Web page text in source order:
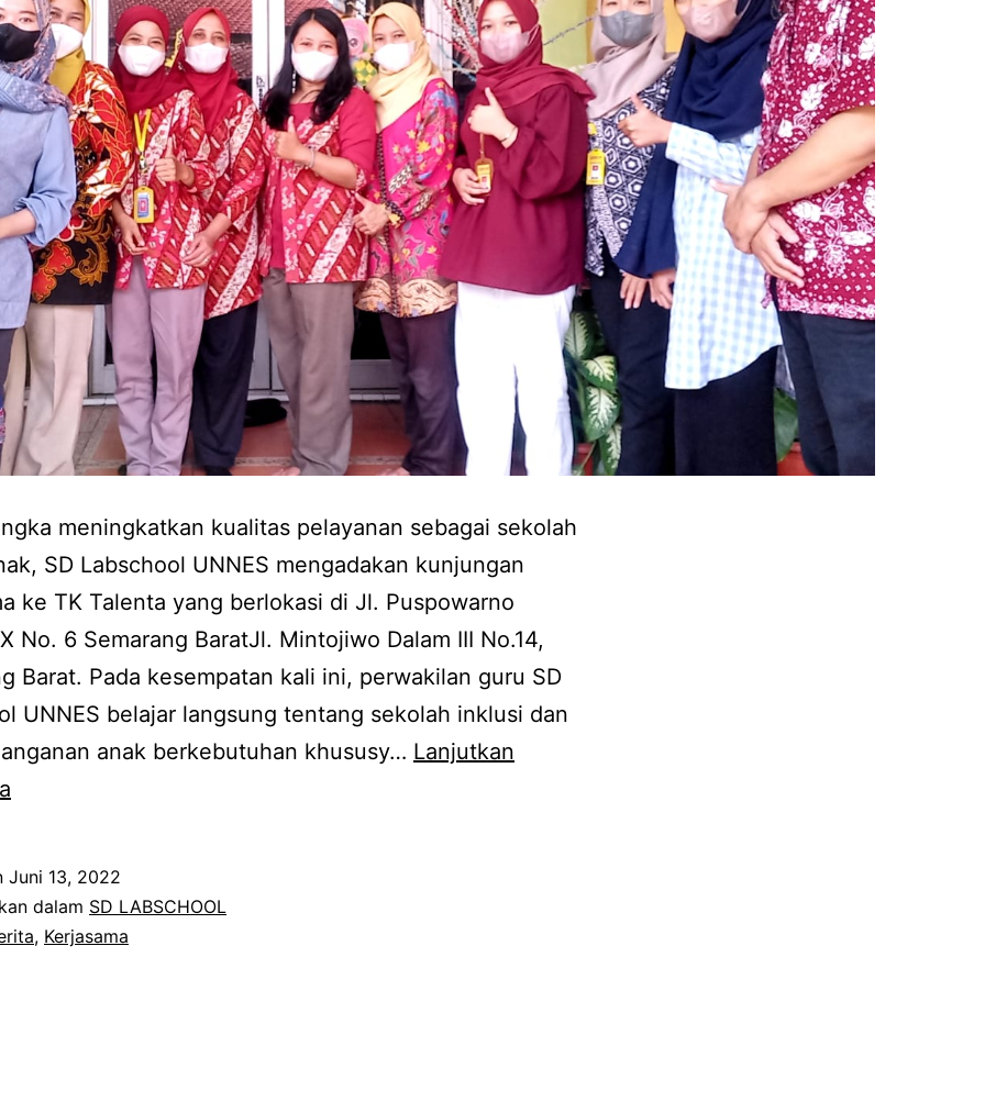
meningkatkan kualitas pelayanan sebagai sekolah
SD Labschool UNNES mengadakan kunjungan
ke TK Talenta yang berlokasi di Jl. Puspowarno
No. 6 Semarang BaratJl. Mintojiwo Dalam III No.14,
Barat. Pada kesempatan kali ini, perwakilan guru SD
UNNES belajar langsung tentang sekolah inklusi dan
anak berkebutuhan khususy… Lanjutkan
Kunjungan
Kerjasama
Juni 13, 2022
dalam SD LABSCHOOL
, Kerjasama